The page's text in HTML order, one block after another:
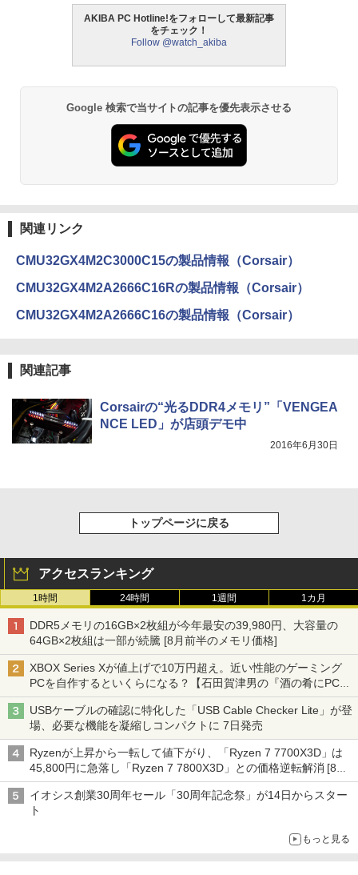
AKIBA PC Hotline!をフォローして最新記事
をチェック！
Follow @watch_akiba
Google 検索で当サイトの記事を優先表示させる
関連リンク
CMU32GX4M2C3000C15の製品情報（Corsair）
CMU32GX4M2A2666C16Rの製品情報（Corsair）
CMU32GX4M2A2666C16の製品情報（Corsair）
関連記事
Corsairの“光るDDR4メモリ”「VENGEA
NCE LED」が店頭デモ中
2016年6月30日
トップページに戻る
アクセスランキング
1時間 24時間 1週間 1カ月
DDR5メモリの16GB×2枚組が今年最安の39,980円、大容量の
64GB×2枚組は一部が続騰 [8月前半のメモリ価格]
XBOX Series Xが値上げで10万円超え。近い性能のゲーミング
PCを自作するといくらになる？【石田賀津男の『酒の肴にPCゲ
ーム』】
USBケーブルの確認に特化した「USB Cable Checker Lite」が登
場、必要な機能を凝縮しコンパクトに 7日発売
Ryzenが上昇から一転して値下がり、「Ryzen 7 7700X3D」は
45,800円に急落し「Ryzen 7 7800X3D」との価格逆転解消 [8月
前半のCPU価格]
イオシス創業30周年セール「30周年記念祭」が14日からスター
ト
もっと見る